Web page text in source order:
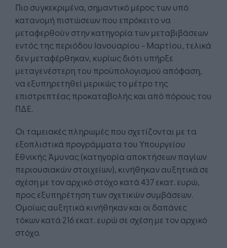
Πιο συγκεκριμένα, σημαντικό μέρος των υπό
κατανομή πιστώσεων που επρόκειτο να
μεταφερθούν στην κατηγορία των μεταβιβάσεων
εντός της περιόδου Ιανουαρίου - Μαρτίου, τελικά
δεν μεταφέρθηκαν, κυρίως διότι υπήρξε
μεταγενέστερη του προϋπολογισμού απόφαση,
να εξυπηρετηθεί μερικώς το μέτρο της
επιστρεπτέας προκαταβολής και από πόρους του
ΠΔΕ.
Οι ταμειακές πληρωμές που σχετίζονται με τα
εξοπλιστικά προγράμματα του Υπουργείου
Εθνικής Άμυνας (κατηγορία αποκτήσεων παγίων
περιουσιακών στοιχείων), κινήθηκαν αυξητικά σε
σχέση με τον αρχικό στόχο κατά 437 εκατ. ευρώ,
προς εξυπηρέτηση των σχετικών συμβάσεων.
Ομοίως αυξητικά κινήθηκαν και οι δαπάνες
τόκων κατά 216 εκατ. ευρώ σε σχέση με τον αρχικό
στόχο.